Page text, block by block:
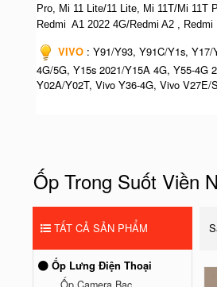
Pro, Mi 11 Lite/11 Lite, Mi 11T/Mi 11T
Redmi A1 2022 4G/Redmi A2 ,
VIVO : Y91/Y93, Y91C/Y1s,
4G/5G, Y15s 2021/Y15A 4G, Y55-4G
Y02A/Y02T, Vivo Y36-4G, Vivo V27E/
Ốp Trong Suốt Viền
TẤT CẢ SẢN PHẨM
Ốp Lưng Điện Thoại